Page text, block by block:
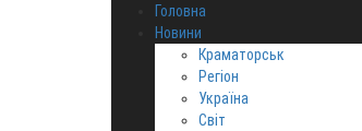
Головна
Новини
Краматорськ
Регіон
Україна
Світ